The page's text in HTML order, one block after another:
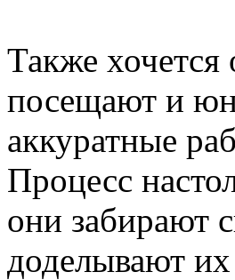
Также хочется
посещают и
аккуратные
Процесс
они забирают
доделывают